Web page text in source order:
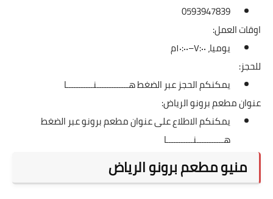
0593947839
اوقات العمل:
يوميا، ٧:٠٠–١٠:٠٠م
للحجز:
يمكنكم الحجز عبر الضغطهـــــــــــــنـــــــــــا
عنوان مطعم برونو الرياض:
يمكنكم الاطلاع على عنوان مطعم برونو عبر الضغط
هـــــــــــنـــــــــــا
منيو مطعم برونو الرياض